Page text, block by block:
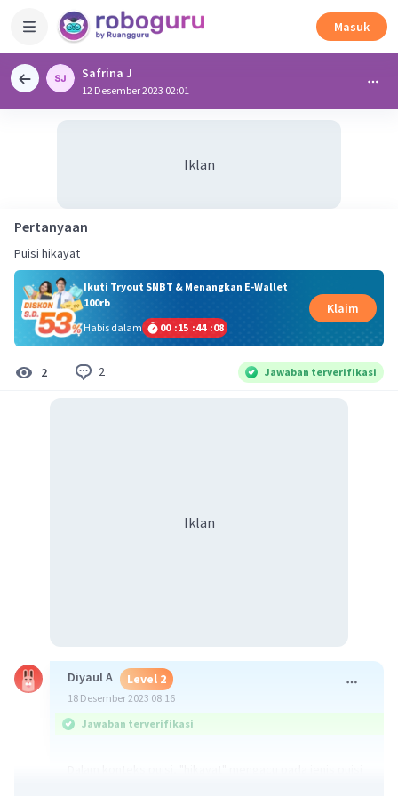
Masuk
Safrina J
12 Desember 2023 02:01
Iklan
Pertanyaan
Puisi hikayat
Ikuti Tryout SNBT & Menangkan E-Wallet
100rb
Habis dalam
00 :15 :44 :08
Klaim
2 2 Jawaban terverifikasi
Iklan
Diyaul A Level 2
18 Desember 2023 08:16
Jawaban terverifikasi